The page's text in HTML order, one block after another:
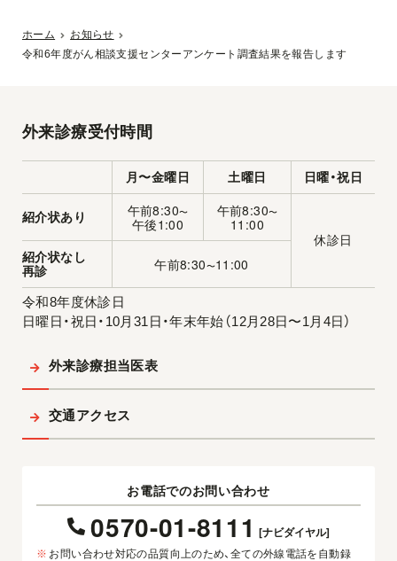
ホーム
お知らせ
令和6年度がん相談支援センターアンケート調査結果を報告します
外来診療受付時間
月〜金曜日 土曜日 日曜・祝日
紹介状あり 午前8:30〜
午後1:00
午前8:30〜
11:00
休診日
紹介状なし
再診
午前8:30〜11:00
令和8年度休診日
日曜日・祝日・10月31日・年末年始（12月28日〜1月4日）
外来診療担当医表
交通アクセス
お電話でのお問い合わせ
0570-01-8111 [ナビダイヤル]
※ お問い合わせ対応の品質向上のため、全ての外線電話を自動録